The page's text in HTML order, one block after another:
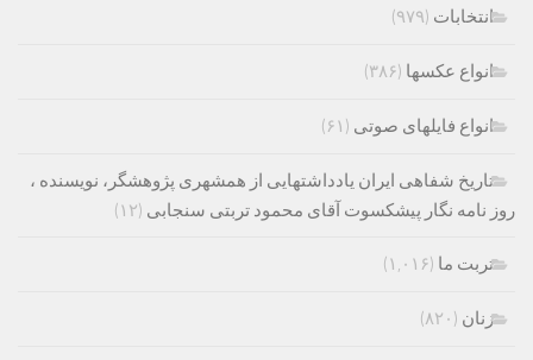
انتخابات (۹۷۹)
انواع عکسها (۳۸۶)
انواع فایلهای صوتی (۶۱)
تاریخ شفاهی ایران یادداشتهایی از همشهری پژوهشگر، نویسنده ،
روز نامه نگار پیشکسوت آقای محمود تربتی سنجابی (۱۲)
تربت ما (۱,۰۱۶)
زنان (۸۲۰)